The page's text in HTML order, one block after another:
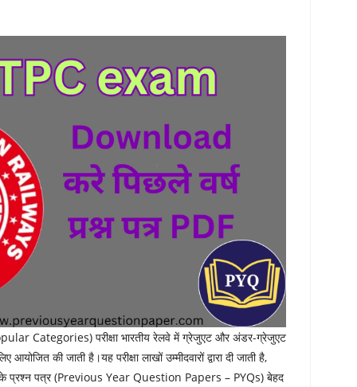
Categories) परीक्षा भारतीय रेलवे में ग्रेजुएट और अंडर-ग्रेजुएट
की जाती है।यह परीक्षा लाखों उम्मीदवारों द्वारा दी जाती है,
के प्रश्न पत्र (Previous Year Question Papers – PYQs) बेहद